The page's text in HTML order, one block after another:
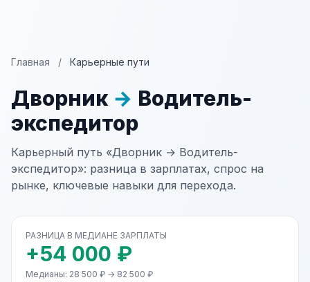
Главная / Карьерные пути
Дворник → Водитель-
экспедитор
Карьерный путь «Дворник → Водитель-
экспедитор»: разница в зарплатах, спрос на
рынке, ключевые навыки для перехода.
РАЗНИЦА В МЕДИАНЕ ЗАРПЛАТЫ
+54 000 ₽
Медианы: 28 500 ₽ → 82 500 ₽